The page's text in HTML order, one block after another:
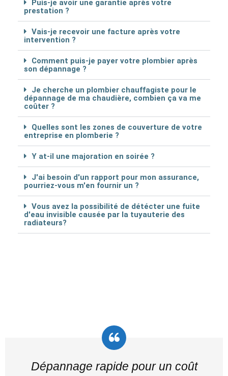
Puis-je avoir une garantie après votre
prestation ?
Vais-je recevoir une facture après votre
intervention ?
Comment puis-je payer votre plombier après
son dépannage ?
Je cherche un plombier chauffagiste pour le
dépannage de ma chaudière, combien ça va me
coûter ?
Quelles sont les zones de couverture de votre
entreprise en plomberie ?
Y at-il une majoration en soirée ?
J'ai besoin d'un rapport pour mon assurance,
pourriez-vous m'en fournir un ?
Vous avez la possibilité de détécter une fuite
d'eau invisible causée par la tuyauterie des
radiateurs?
Dépannage rapide pour un coût